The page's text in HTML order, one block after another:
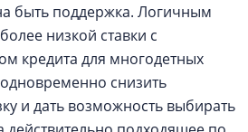
быть поддержка. Логичным
низкой ставки с
кредита для многодетных
снизить
и дать возможность выбирать